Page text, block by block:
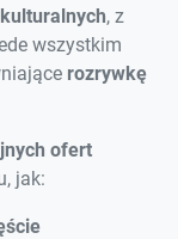
, z
wszystkim
rozrywkę
ofert
jak: